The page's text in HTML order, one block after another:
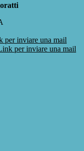
per inviare una mail
per inviare una mail